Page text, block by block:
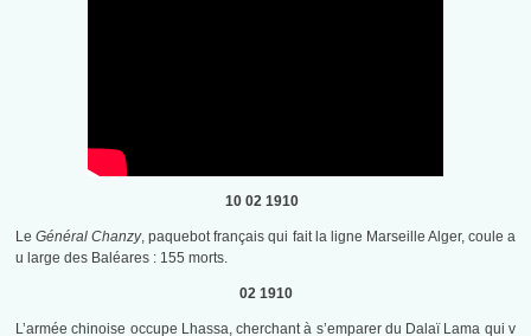
10 02 1910
LeGénéral Chanzy, paquebot français qui fait la ligne Marseille Alger, coule a
u large des Baléares : 155 morts.
02 1910
L’armée chinoise occupe Lhassa, cherchant à s’emparer du Dalaï Lama qui v